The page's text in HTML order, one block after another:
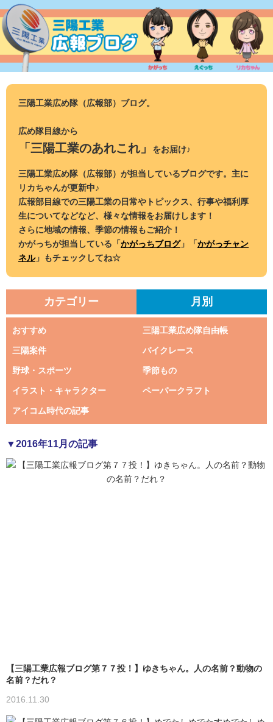
ン
テ
ツ
三陽工業広め隊（広報部）ブログ。
広め隊目線から
「三陽工業のあれこれ」 をお届け♪
三陽工業広め隊（広報部）が担当しているブログです。主に
リカちゃんが更新中♪
広報部目線での三陽工業の日常やトピックス、行事や福利厚
生についてなどなど、様々な情報をお届けします！
さらに地域の情報、季節の情報もご紹介！
かがっちが担当している「かがっちブログ」「かがっチャン
ネル」もチェックしてね☆
カテゴリー 月別
おすすめ 三陽工業広め隊自由帳
三陽案件 バイクレース
野球・スポーツ 季節もの
イラスト・キャラクター ペーパークラフト
アイコム時代の記事
▼2016年11月の記事
【三陽工業広報ブログ第７７投！】ゆきちゃん。人の名前？動物の
名前？だれ？
2016.11.30